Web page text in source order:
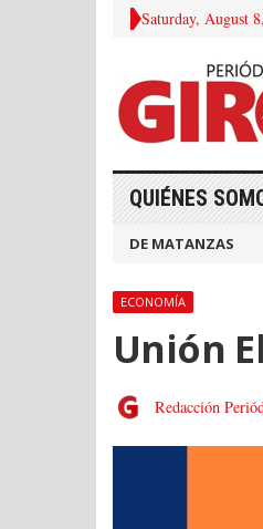
Saturday, August
QUIÉNES
DE MATANZAS
ECONOMÍA
Unión
Redacción